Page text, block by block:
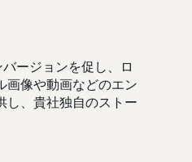
ージョンを促し、ロ
画像や動画などのエン
し、貴社独自のストー